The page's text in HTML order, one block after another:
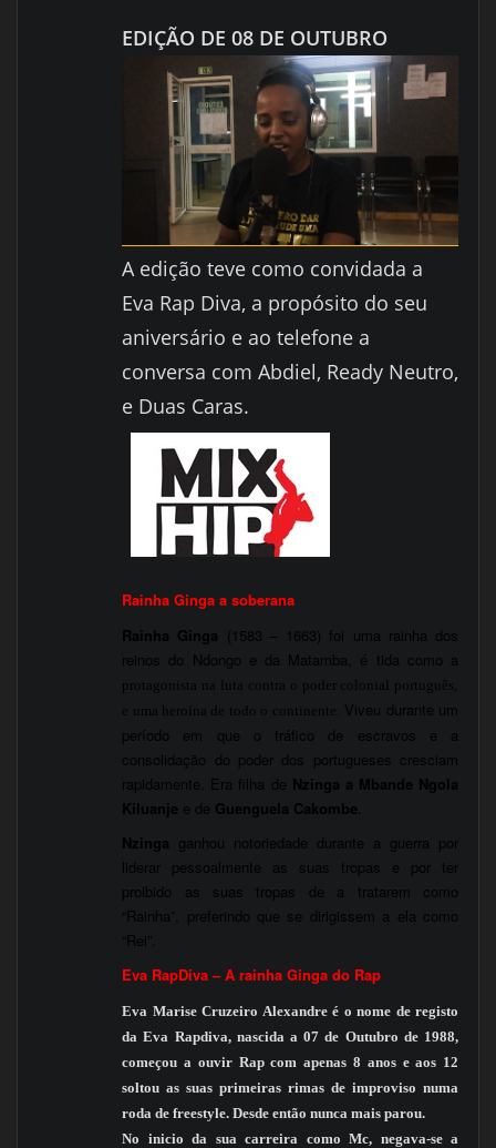
EDIÇÃO DE 08 DE OUTUBRO
A edição teve como convidada a
Eva Rap Diva, a propósito do seu
aniversário e ao telefone a
conversa com Abdiel, Ready Neutro,
e Duas Caras.
Rainha Ginga a soberana
Rainha Ginga ( 1583 – 1663) foi uma rainha dos
reinos do Ndongo e da Matamba , é tida como a
protagonista na luta contra o poder colonial português,
e uma heroína de todo o continente.
Viveu durante um
período em que o tráfico de escravos
e a
consolidação do poder dos portugueses cresciam
rapidamente. Era filha de Nzinga a Mbande Ngola
Kiluanje e de Guenguela Cakombe.
Nzinga ganhou notoriedade durante a guerra por
liderar pessoalmente as suas tropas e por ter
proibido as suas tropas de a tratarem como
“Rainha”, preferindo que se dirigissem a ela como
“Rei”.
Eva RapDiva – A rainha Ginga do Rap
Eva Marise Cruzeiro Alexandre é o nome de registo
da Eva Rapdiva, nascida a 07 de Outubro de 1988,
começou a ouvir Rap com apenas 8 anos e aos 12
soltou as suas primeiras rimas de improviso numa
roda de freestyle. Desde então nunca mais parou.
No inicio da sua carreira como Mc, negava-se a